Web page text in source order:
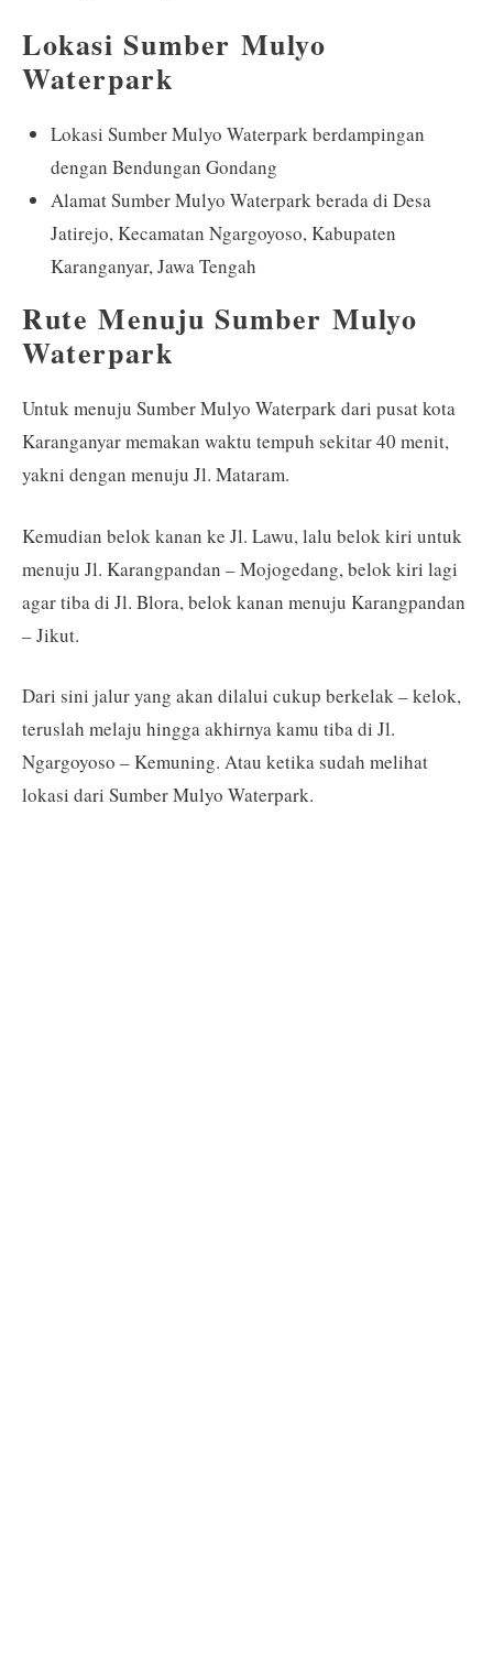
Lokasi Sumber Mulyo
Waterpark
Lokasi Sumber Mulyo Waterpark berdampingan
dengan Bendungan Gondang
Alamat Sumber Mulyo Waterpark berada di Desa
Jatirejo, Kecamatan Ngargoyoso, Kabupaten
Karanganyar, Jawa Tengah
Rute Menuju Sumber Mulyo
Waterpark
Untuk menuju Sumber Mulyo Waterpark dari pusat kota
Karanganyar memakan waktu tempuh sekitar 40 menit,
yakni dengan menuju Jl. Mataram.
Kemudian belok kanan ke Jl. Lawu, lalu belok kiri untuk
menuju Jl. Karangpandan – Mojogedang, belok kiri lagi
agar tiba di Jl. Blora, belok kanan menuju Karangpandan
– Jikut.
Dari sini jalur yang akan dilalui cukup berkelak – kelok,
teruslah melaju hingga akhirnya kamu tiba di Jl.
Ngargoyoso – Kemuning. Atau ketika sudah melihat
lokasi dari Sumber Mulyo Waterpark.